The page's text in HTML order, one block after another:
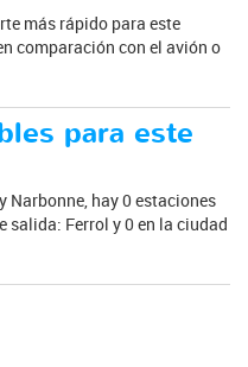
más rápido para este
comparación con el avión o
para este
Narbonne, hay 0 estaciones
salida: Ferrol y 0 en la ciudad